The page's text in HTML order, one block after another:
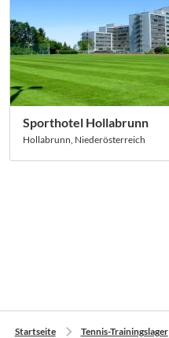
Sporthotel Hollabrunn
Hollabrunn, Niederösterreich
Startseite Tennis-Trainingslager